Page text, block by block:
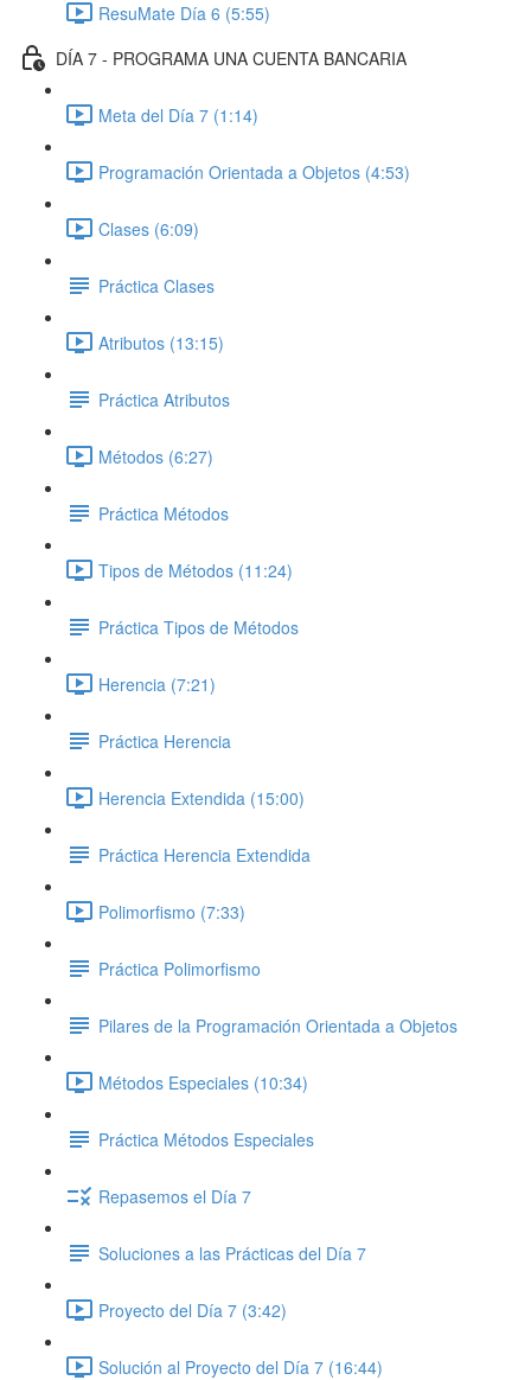
ResuMate Día 6 (5:55)
DÍA 7 - PROGRAMA UNA CUENTA BANCARIA
Meta del Día 7 (1:14)
Programación Orientada a Objetos (4:53)
Clases (6:09)
Práctica Clases
Atributos (13:15)
Práctica Atributos
Métodos (6:27)
Práctica Métodos
Tipos de Métodos (11:24)
Práctica Tipos de Métodos
Herencia (7:21)
Práctica Herencia
Herencia Extendida (15:00)
Práctica Herencia Extendida
Polimorfismo (7:33)
Práctica Polimorfismo
Pilares de la Programación Orientada a Objetos
Métodos Especiales (10:34)
Práctica Métodos Especiales
Repasemos el Día 7
Soluciones a las Prácticas del Día 7
Proyecto del Día 7 (3:42)
Solución al Proyecto del Día 7 (16:44)